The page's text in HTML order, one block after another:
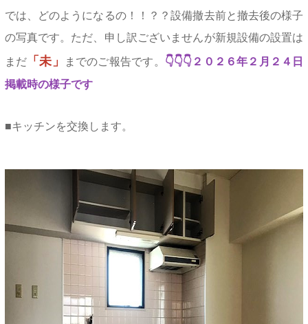
では、どのようになるの！！？？設備撤去前と撤去後の様子
の写真です。ただ、申し訳ございませんが新規設備の設置は
まだ 「未」 までのご報告です。 👇👇👇２０２６年２月２４日
掲載時の様子です
■キッチンを交換します。